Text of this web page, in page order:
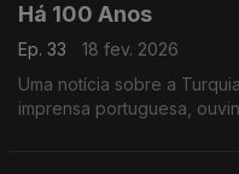
Há 100 Anos
Ep. 33
18 fev. 2026
Uma notícia sobre a
imprensa portuguesa,